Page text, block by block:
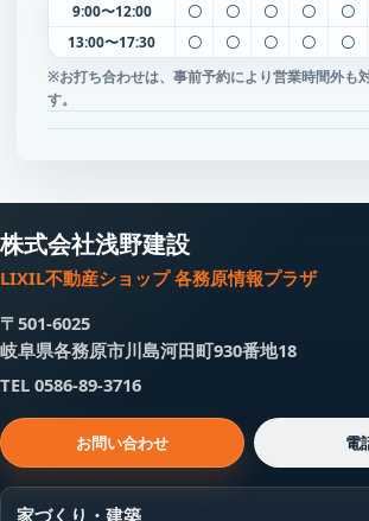
9:00〜12:00
〇 〇 〇 〇 〇
13:00〜17:30
〇 〇 〇 〇 〇
※お打ち合わせは、事前予約により営業時間外も
す。
株式会社浅野建設
LIXIL不動産ショップ 各務原情報プラザ
〒501-6025
岐阜県各務原市川島河田町930番地18
TEL 0586-89-3716
お問い合わせ 電
家づくり・建築